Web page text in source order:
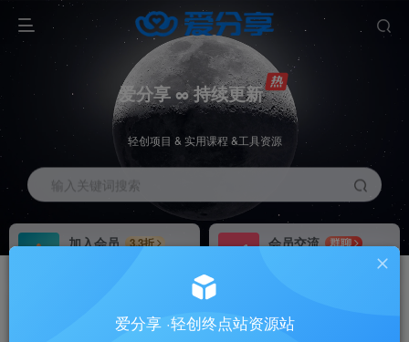
爱分享 ∞ 持续更新
轻创项目 & 实用课程 &工具资源
输入关键词搜索
加入会员
3.3折
会员交流
群聊
推广返佣高达70%
24小时自动赚钱
爱分享 ·轻创终点站资源站